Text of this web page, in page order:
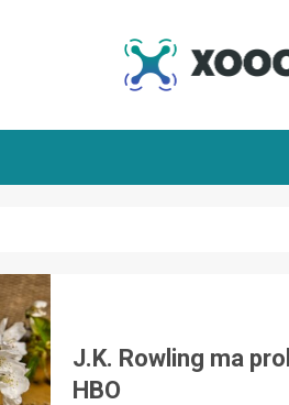
J.K. Rowling ma
HBO